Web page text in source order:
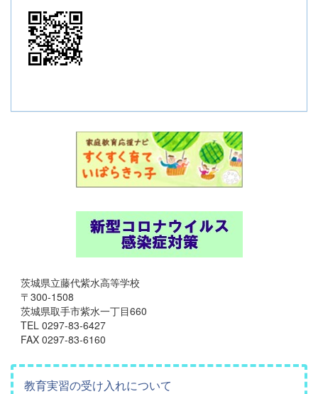
茨城県立藤代紫水高等学校
〒300-1508
茨城県取手市紫水一丁目660
TEL 0297-83-6427
FAX 0297-83-6160
教育実習の受け入れについて